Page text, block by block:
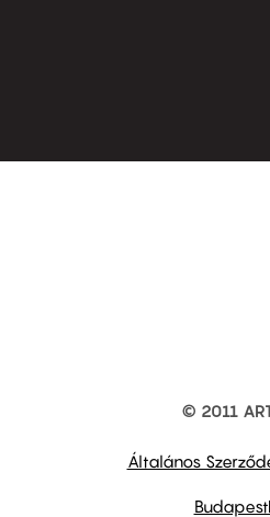
© 2011
Általános